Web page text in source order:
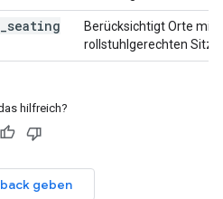
Berücksichtigt Orte mit
rollstuhlgerechten
hilfreich?
geben